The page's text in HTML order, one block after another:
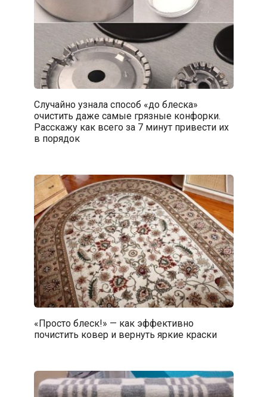
Случайно узнала способ «до блеска»
очистить даже самые грязные конфорки.
Расскажу как всего за 7 минут привести их
в порядок
«Просто блеск!» — как эффективно
почистить ковер и вернуть яркие краски